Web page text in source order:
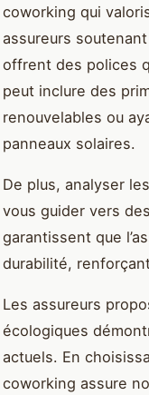
coworking qui
assureurs
offrent des polices
peut inclure des
renouvelables ou
panneaux solaires.
De plus, analyser les
vous guider vers
garantissent que
durabilité,
Les assureurs
écologiques
actuels. En
coworking assure